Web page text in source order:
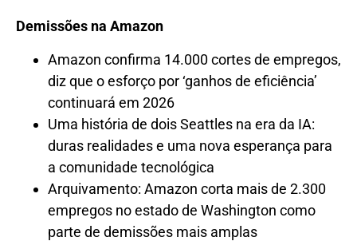
Demissões na Amazon
Amazon confirma 14.000 cortes de empregos,
diz que o esforço por ‘ganhos de eficiência’
continuará em 2026
Uma história de dois Seattles na era da IA:
duras realidades e uma nova esperança para
a comunidade tecnológica
Arquivamento: Amazon corta mais de 2.300
empregos no estado de Washington como
parte de demissões mais amplas